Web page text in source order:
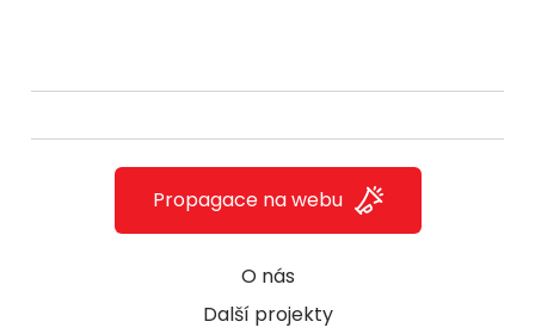
O nás
Další projekty
Propagace na webu